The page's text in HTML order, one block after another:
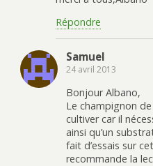
Répondre
Samuel
24 avril 2013
Bonjour Albano,
Le champignon de
cultiver car il
ainsi qu’un
fait d’essais sur
recommande la